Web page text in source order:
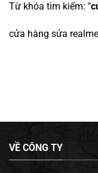
Từ khóa tìm kiếm: "
cửa hàng sửa
VỀ CÔNG TY